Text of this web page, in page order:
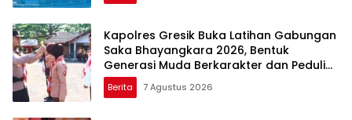
Kapolres Gresik Buka Latihan Gabungan
Saka Bhayangkara 2026, Bentuk
Generasi Muda Berkarakter dan Peduli
Kamtibmas
Berita 7 Agustus 2026